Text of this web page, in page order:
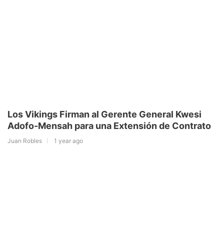
Los Vikings Firman al Gerente General Kwesi
Adofo-Mensah para una Extensión de Contrato
Juan Robles 1 year ago